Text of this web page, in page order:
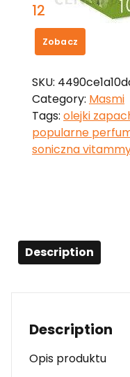
12,35 zł
Zobacz
SKU:
Category: Masmi
Tags: olejki
popularne
soniczna
Description
Description
Opis produktu